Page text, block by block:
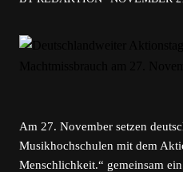
Am 27. November setzen
Musikhochschulen mit dem
Menschlichkeit.“ gemeinsam